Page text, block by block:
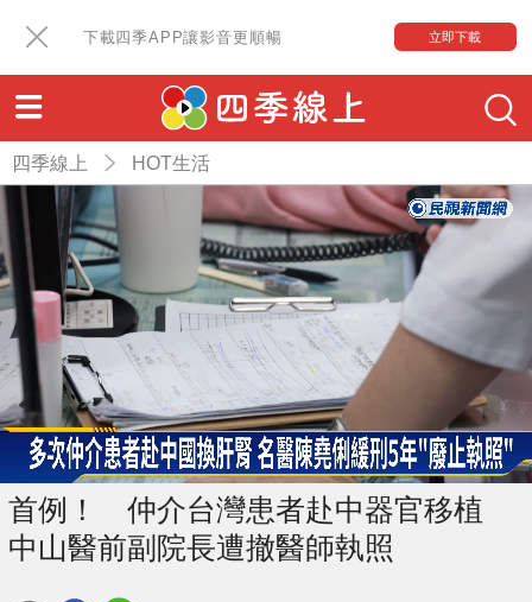
下載四季APP讓影音更順暢 立即下載
四季線上 HOT生活
首例！ 仲介台灣患者赴中器官移植
中山醫前副院長遭撤醫師執照